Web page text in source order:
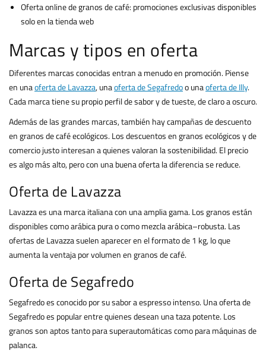
Oferta online de granos de café: promociones exclusivas disponibles
solo en la tienda web
Marcas y tipos en oferta
Diferentes marcas conocidas entran a menudo en promoción. Piense
en unaoferta de Lavazza, unaoferta de Segafredoo unaoferta de Illy.
Cada marca tiene su propio perfil de sabor y de tueste, de claro a oscuro.
Además de las grandes marcas, también hay campañas de descuento
en granos de café ecológicos. Los descuentos en granos ecológicos y de
comercio justo interesan a quienes valoran la sostenibilidad. El precio
es algo más alto, pero con una buena oferta la diferencia se reduce.
Oferta de Lavazza
Lavazza es una marca italiana con una amplia gama. Los granos están
disponibles como arábica pura o como mezcla arábica–robusta. Las
ofertas de Lavazza suelen aparecer en el formato de 1 kg, lo que
aumenta la ventaja por volumen en granos de café.
Oferta de Segafredo
Segafredo es conocido por su sabor a espresso intenso. Una oferta de
Segafredo es popular entre quienes desean una taza potente. Los
granos son aptos tanto para superautomáticas como para máquinas de
palanca.